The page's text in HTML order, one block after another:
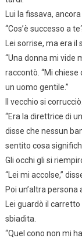
Lui la fissava,
“Cos’è successo a
Lei sorrise, ma era
“Una donna mi vide
raccontò. “Mi chiese
un uomo gentile.”
Il vecchio si corrucciò.
“Era la direttrice di
disse che nessun
sentito cosa
Gli occhi gli si
“Lei mi accolse,”
Poi un’altra persona
Lei guardò il
sbiadita.
“Quel cono non mi